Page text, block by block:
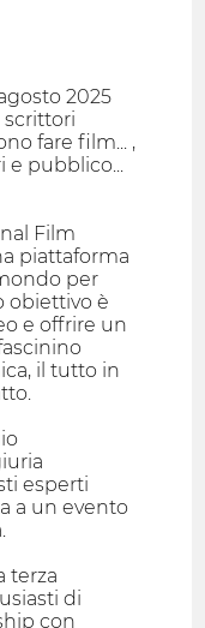
2025
scrittori
fare film... ,
e pubblico...
Film
piattaforma
per
obiettivo è
e offrire un
il tutto in
esperti
a un evento
terza
di
con